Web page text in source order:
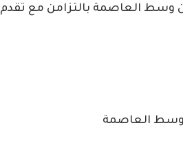
وسط العاصمة بالتزامن مع تقدم
وسط العاصمة